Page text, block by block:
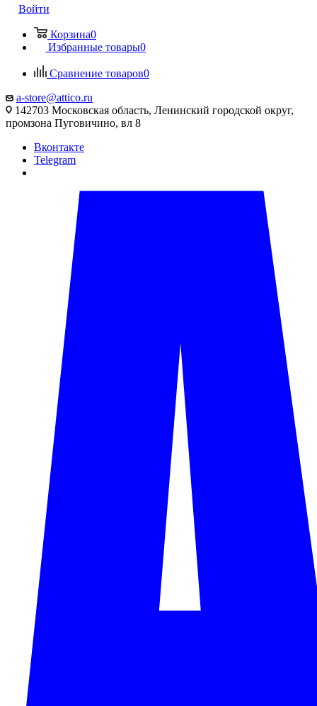
Войти
Корзина0
Избранные товары0
Сравнение товаров0
a-store@attico.ru
142703 Московская область, Ленинский городской округ,
промзона Пуговичино, вл 8
Вконтакте
Telegram